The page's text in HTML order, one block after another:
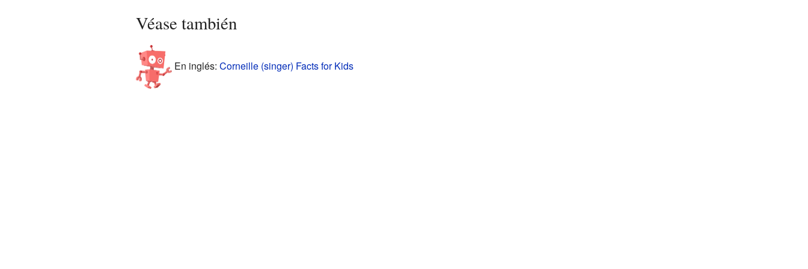
Véase también
En inglés: Corneille (singer) Facts for Kids